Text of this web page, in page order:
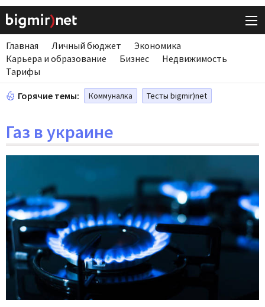
Главная Личный бюджет
Экономика
Карьера и образование
Бизнес
Недвижимость
Тарифы
Горячие темы: Коммуналка Тесты bigmir)net
Газ в украине